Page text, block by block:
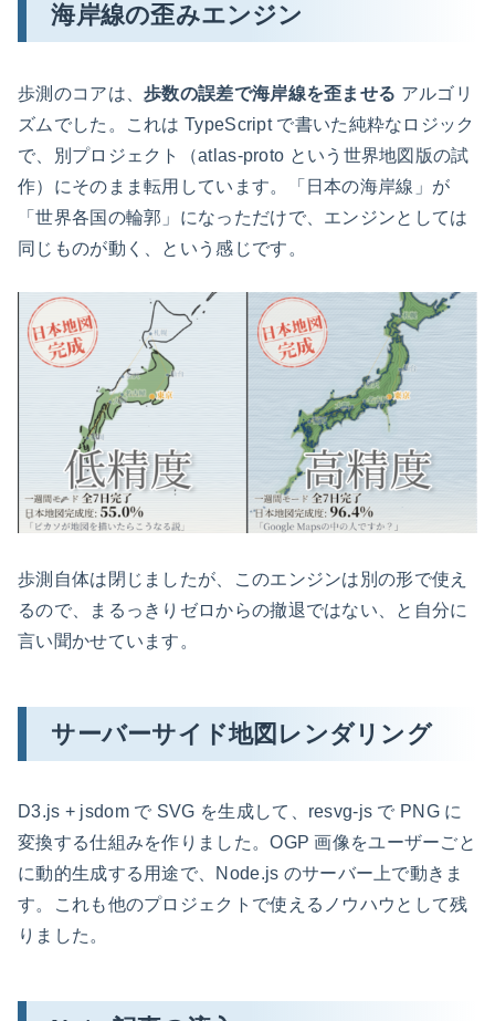
海岸線の歪みエンジン
歩測のコアは、歩数の誤差で海岸線を歪ませる アルゴリ
ズムでした。これは TypeScript で書いた純粋なロジック
で、別プロジェクト（atlas-proto という世界地図版の試
作）にそのまま転用しています。「日本の海岸線」が
「世界各国の輪郭」になっただけで、エンジンとしては
同じものが動く、という感じです。
歩測自体は閉じましたが、このエンジンは別の形で使え
るので、まるっきりゼロからの撤退ではない、と自分に
言い聞かせています。
サーバーサイド地図レンダリング
D3.js + jsdom で SVG を生成して、resvg-js で PNG に
変換する仕組みを作りました。OGP 画像をユーザーごと
に動的生成する用途で、Node.js のサーバー上で動きま
す。これも他のプロジェクトで使えるノウハウとして残
りました。